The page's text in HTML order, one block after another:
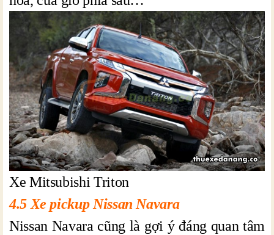
Xe Mitsubishi Triton
4.5 Xe pickup Nissan Navara
Nissan Navara cũng là gợi ý đáng quan tâm